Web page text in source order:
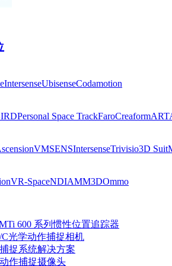
IntersenseUbisenseCodamotion
Personal Space TrackFaroCreaformART
VMSENSIntersenseTrivisio3D Suit
VR-SpaceNDIAMM3DOmmo
600 系列惯性位置追踪器
光学动作捕捉相机
捉系统解决方案
作捕捉摄像头